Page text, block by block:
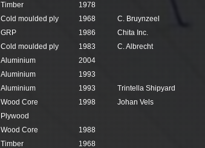
Timber
1978
Cold moulded ply 1968
C. Bruynzeel
GRP 1986
Chita Inc.
Cold moulded ply 1983
C. Albrecht
Aluminium
2004
Aluminium
1993
Aluminium 1993
Trintella Shipyard
Wood Core 1998
Johan Vels
Plywood
Wood Core
1988
Timber
1968